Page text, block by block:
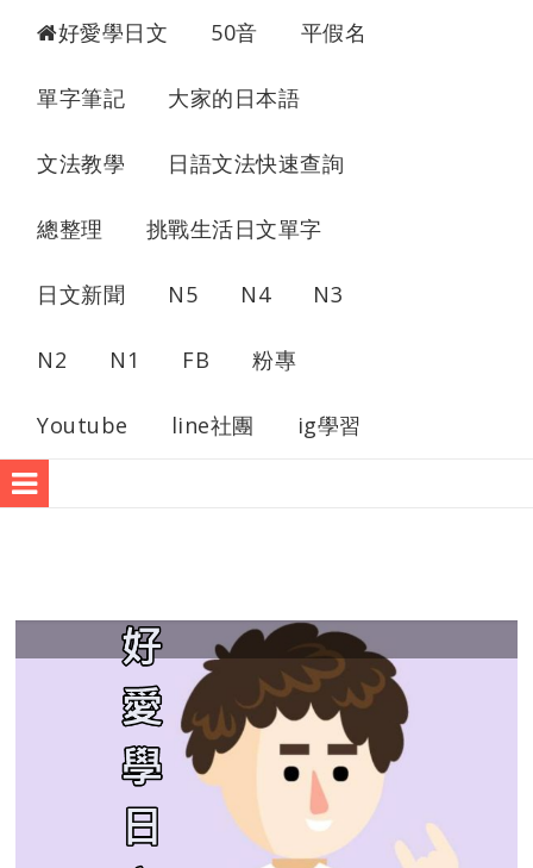
好愛學日文 50音 平假名
單字筆記 大家的日本語
文法教學 日語文法快速查詢
總整理 挑戰生活日文單字
日文新聞 N5 N4 N3
N2 N1 FB 粉專
Youtube line社團 ig學習